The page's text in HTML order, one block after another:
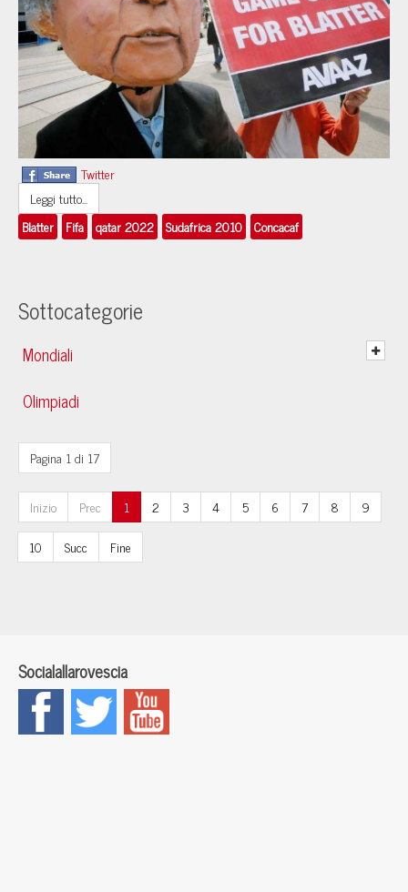
Twitter
Leggi tutto...
Blatter
Fifa qatar 2022 Sudafrica 2010 Concacaf
Sottocategorie
Mondiali
Olimpiadi
Pagina 1 di 17
Inizio Prec 1 2 3 4 5 6 7 8
9
10
Succ Fine
Socialallarovescia